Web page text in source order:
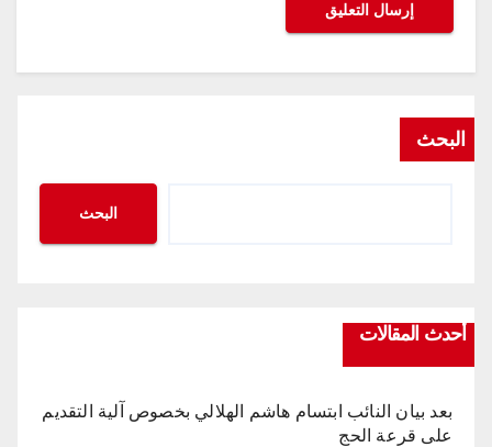
البحث
البحث
أحدث المقالات
بعد بيان النائب ابتسام هاشم الهلالي بخصوص آلية التقديم
على قرعة الحج